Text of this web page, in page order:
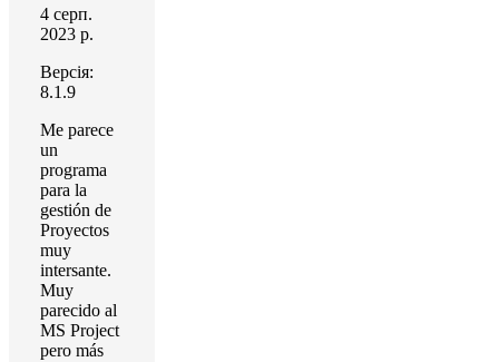
4 серп.
2023 р.
Версія:
8.1.9
Me parece
un
programa
para la
gestión de
Proyectos
muy
intersante.
Muy
parecido al
MS Project
pero más